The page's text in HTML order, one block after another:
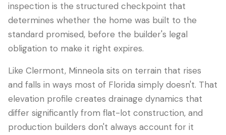
LANGUAGE
English Português Español 中文
407-205-7228
预约检查
inspection is the structured checkpoint that
determines whether the home was built to the
standard promised, before the builder's legal
obligation to make it right expires.
Like Clermont, Minneola sits on terrain that rises
and falls in ways most of Florida simply doesn't. That
elevation profile creates drainage dynamics that
differ significantly from flat-lot construction, and
production builders don't always account for it